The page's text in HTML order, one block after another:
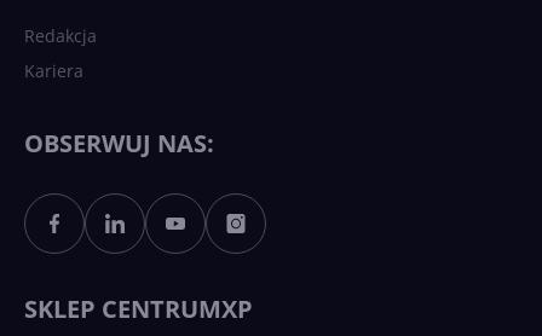
Sztuczna inteligencja po
polsku. Dość barier
Redakcja
Kariera
OBSERWUJ NAS:
SKLEP CENTRUMXP